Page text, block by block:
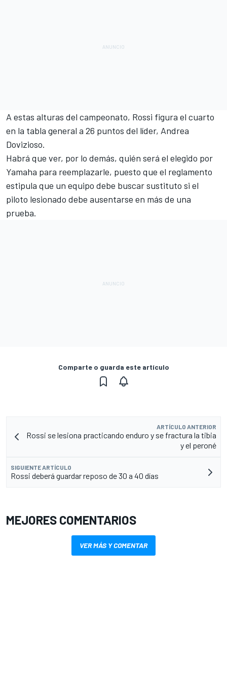
A estas alturas del campeonato, Rossi figura el cuarto
en la tabla general a 26 puntos del líder, Andrea
Dovizioso.
Habrá que ver, por lo demás, quién será el elegido por
Yamaha para reemplazarle, puesto que el reglamento
estipula que un equipo debe buscar sustituto si el
piloto lesionado debe ausentarse en más de una
prueba.
Comparte o guarda este artículo
ARTÍCULO ANTERIOR
Rossi se lesiona practicando enduro y se fractura la tibia
y el peroné
SIGUIENTE ARTÍCULO
Rossi deberá guardar reposo de 30 a 40 días
MEJORES COMENTARIOS
VER MÁS Y COMENTAR